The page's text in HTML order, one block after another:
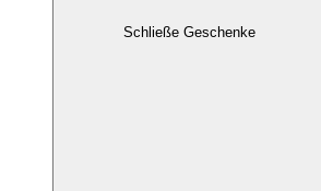
Schließe Geschenke